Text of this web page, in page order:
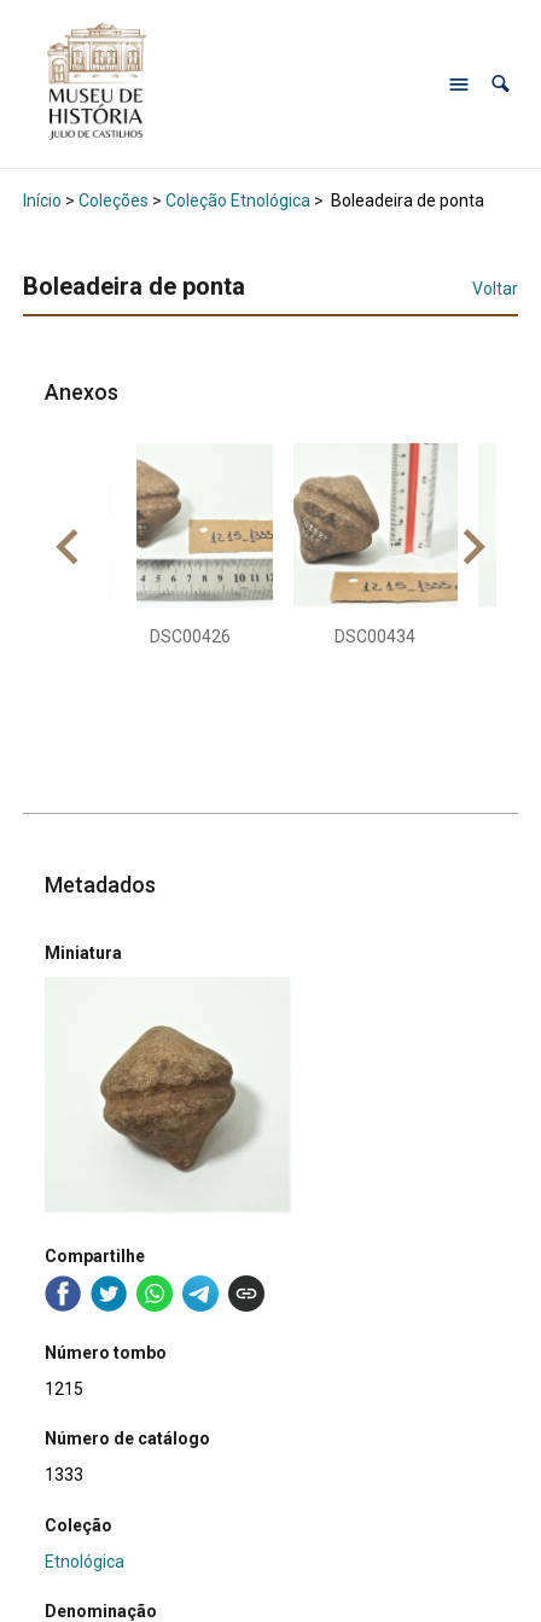
Início > Coleções > Coleção Etnológica > Boleadeira de ponta
Boleadeira de ponta Voltar
Anexos
DSC00426 DSC00434
Metadados
Miniatura
Compartilhe
Número tombo
1215
Número de catálogo
1333
Coleção
Etnológica
Denominação